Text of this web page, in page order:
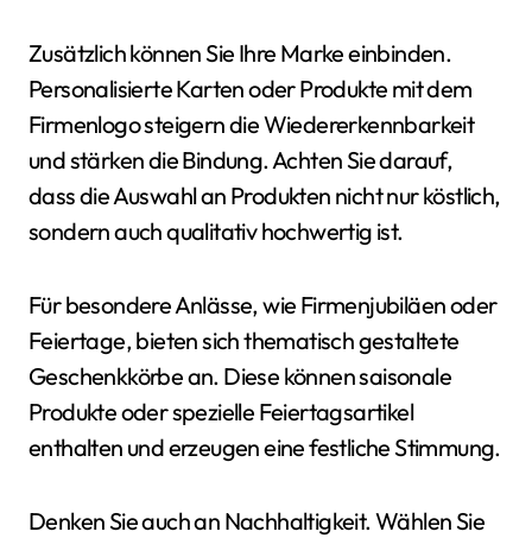
Zusätzlich können Sie Ihre Marke einbinden.
Personalisierte Karten oder Produkte mit dem
Firmenlogo steigern die Wiedererkennbarkeit
und stärken die Bindung. Achten Sie darauf,
dass die Auswahl an Produkten nicht nur köstlich,
sondern auch qualitativ hochwertig ist.
Für besondere Anlässe, wie Firmenjubiläen oder
Feiertage, bieten sich thematisch gestaltete
Geschenkkörbe an. Diese können saisonale
Produkte oder spezielle Feiertagsartikel
enthalten und erzeugen eine festliche Stimmung.
Denken Sie auch an Nachhaltigkeit. Wählen Sie